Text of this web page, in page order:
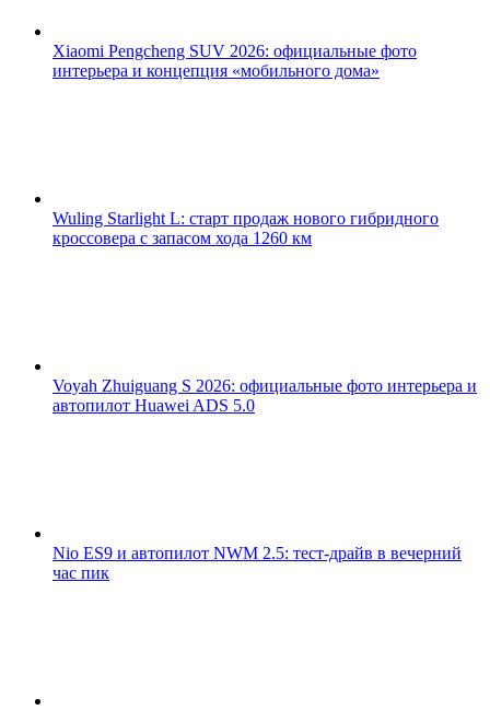
Xiaomi Pengcheng SUV 2026: официальные фото
интерьера и концепция «мобильного дома»
Wuling Starlight L: старт продаж нового гибридного
кроссовера с запасом хода 1260 км
Voyah Zhuiguang S 2026: официальные фото интерьера и
автопилот Huawei ADS 5.0
Nio ES9 и автопилот NWM 2.5: тест-драйв в вечерний
час пик